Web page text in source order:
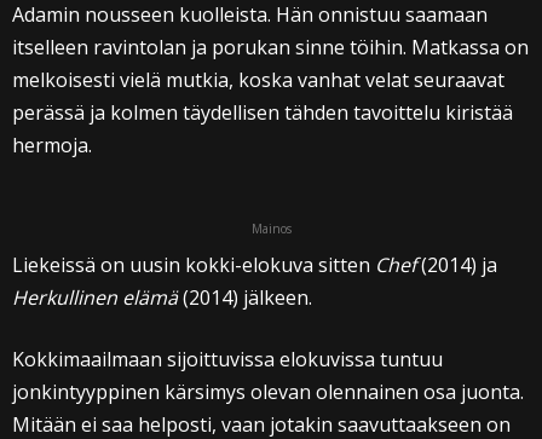
Adamin nousseen kuolleista. Hän onnistuu saamaan
itselleen ravintolan ja porukan sinne töihin. Matkassa on
melkoisesti vielä mutkia, koska vanhat velat seuraavat
perässä ja kolmen täydellisen tähden tavoittelu kiristää
hermoja.
Mainos
Liekeissä on uusin kokki-elokuva sitten Chef(2014) ja
Herkullinen elämä(2014) jälkeen.
Kokkimaailmaan sijoittuvissa elokuvissa tuntuu
jonkintyyppinen kärsimys olevan olennainen osa juonta.
Mitään ei saa helposti, vaan jotakin saavuttaakseen on